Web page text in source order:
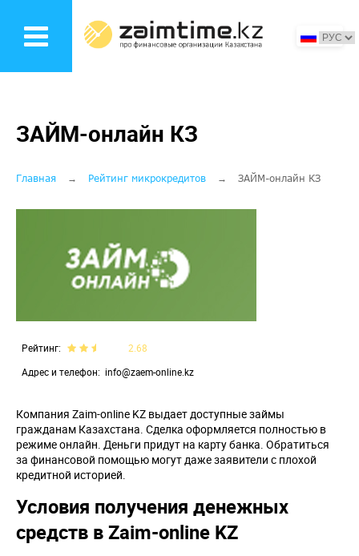
основному
ЗАЙМ-онлайн КЗ
Строка
навигации
Главная Рейтинг микрокредитов ЗАЙМ-онлайн КЗ
Рейтинг
2.68
Адрес и телефон
info@zaem-online.kz
Компания Zaim-online KZ выдает доступные займы
гражданам Казахстана. Сделка оформляется полностью в
режиме онлайн. Деньги придут на карту банка. Обратиться
за финансовой помощью могут даже заявители с плохой
кредитной историей.
Условия получения денежных
средств в Zaim-online KZ